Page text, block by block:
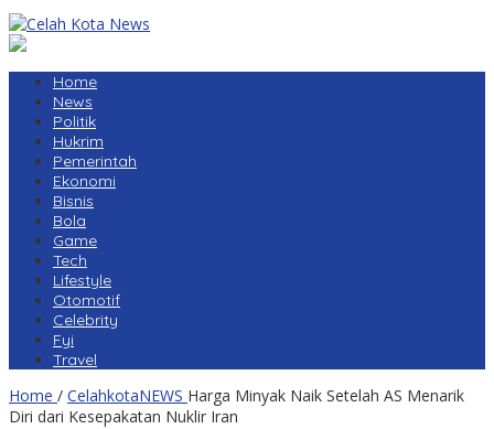
Home
News
Politik
Hukrim
Pemerintah
Ekonomi
Bisnis
Bola
Game
Tech
Lifestyle
Otomotif
Celebrity
Fyi
Travel
Home / CelahkotaNEWS Harga Minyak Naik Setelah AS Menarik
Diri dari Kesepakatan Nuklir Iran